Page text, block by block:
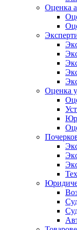
Оценка
Оценка